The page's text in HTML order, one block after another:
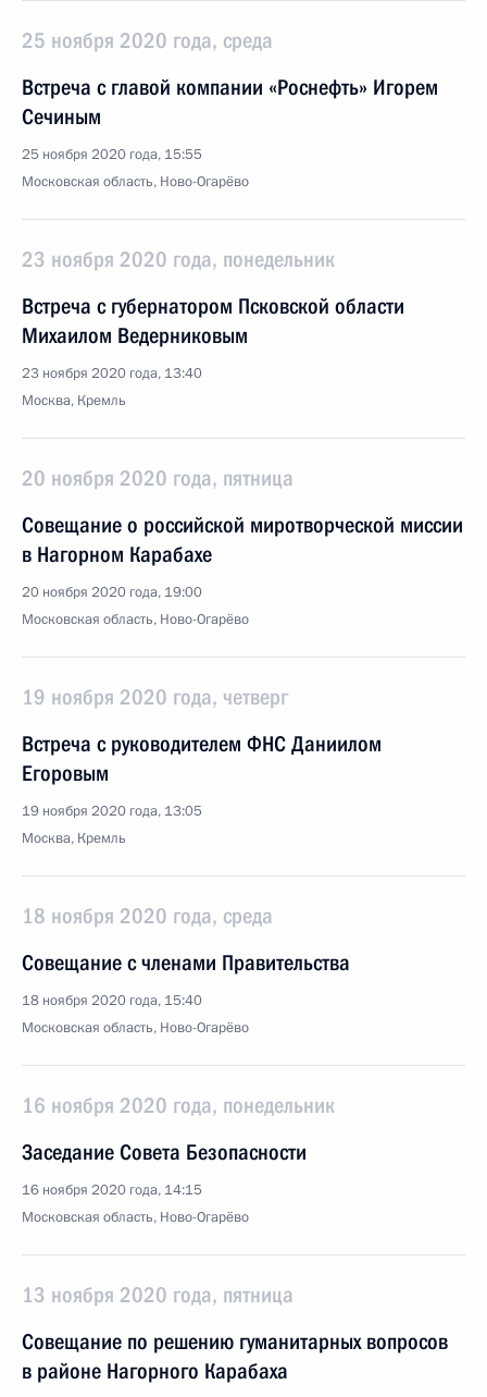
25 ноября 2020 года, среда
Встреча с главой компании «Роснефть» Игорем
Сечиным
25 ноября 2020 года, 15:55
Московская область, Ново-Огарёво
23 ноября 2020 года, понедельник
Встреча с губернатором Псковской области
Михаилом Ведерниковым
23 ноября 2020 года, 13:40
Москва, Кремль
20 ноября 2020 года, пятница
Совещание о российской миротворческой миссии
в Нагорном Карабахе
20 ноября 2020 года, 19:00
Московская область, Ново-Огарёво
19 ноября 2020 года, четверг
Встреча с руководителем ФНС Даниилом
Егоровым
19 ноября 2020 года, 13:05
Москва, Кремль
18 ноября 2020 года, среда
Совещание с членами Правительства
18 ноября 2020 года, 15:40
Московская область, Ново-Огарёво
16 ноября 2020 года, понедельник
Заседание Совета Безопасности
16 ноября 2020 года, 14:15
Московская область, Ново-Огарёво
13 ноября 2020 года, пятница
Совещание по решению гуманитарных вопросов
в районе Нагорного Карабаха